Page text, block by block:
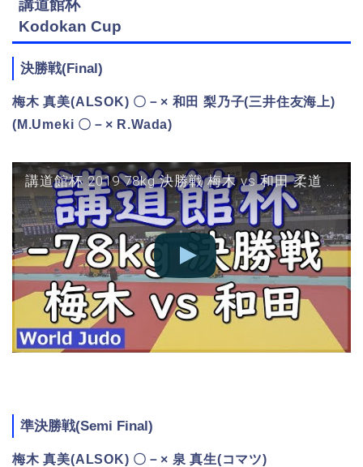
講道館杯
Kodokan Cup
決勝戦(Final)
梅木 真美(ALSOK) 〇－× 和田 梨乃子(三井住友海上)
(M.Umeki 〇－× R.Wada)
準決勝戦(Semi Final)
梅木 真美(ALSOK) 〇－× 泉 真生(コマツ)